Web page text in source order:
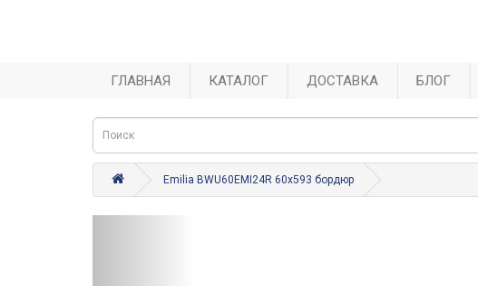
ГЛАВНАЯ КАТАЛОГ ДОСТАВКА БЛОГ
Emilia BWU60EMI24R 60x593 бордюр